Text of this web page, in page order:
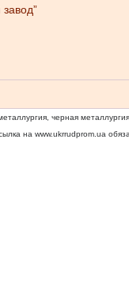
черная
на www.ukrrudprom.ua